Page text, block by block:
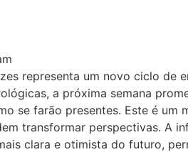
representa um novo ciclo de
a próxima semana
se farão presentes. Este é
transformar perspectivas. A
clara e otimista do futuro,